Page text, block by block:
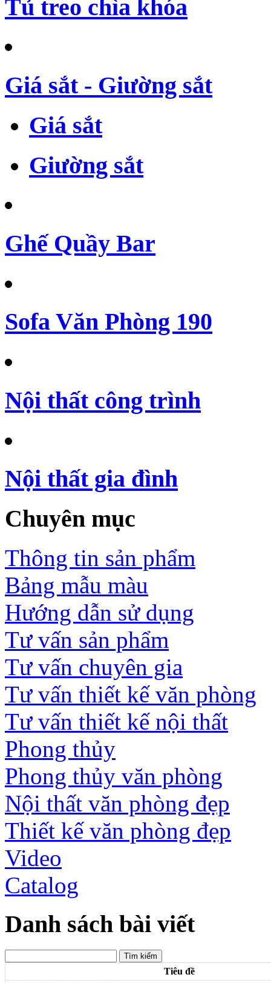
Tủ treo chìa khóa
Giá sắt - Giường sắt
Giá sắt
Giường sắt
Ghế Quầy Bar
Sofa Văn Phòng 190
Nội thất công trình
Nội thất gia đình
Chuyên mục
Thông tin sản phẩm
Bảng mẫu màu
Hướng dẫn sử dụng
Tư vấn sản phẩm
Tư vấn chuyên gia
Tư vấn thiết kế văn phòng
Tư vấn thiết kế nội thất
Phong thủy
Phong thủy văn phòng
Nội thất văn phòng đẹp
Thiết kế văn phòng đẹp
Video
Catalog
Danh sách bài viết
Tiêu đề